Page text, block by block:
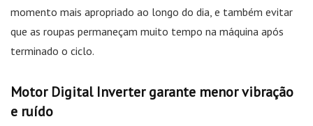
momento mais apropriado ao longo do dia, e também evitar
que as roupas permaneçam muito tempo na máquina após
terminado o ciclo.
Motor Digital Inverter garante menor vibração
e ruído